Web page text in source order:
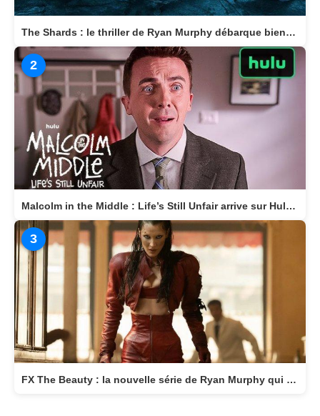
The Shards : le thriller de Ryan Murphy débarque bientôt sur Disney+
2
Malcolm in the Middle : Life’s Still Unfair arrive sur Hulu le 10 avril 2026
3
FX The Beauty : la nouvelle série de Ryan Murphy qui transforme la beauté en arme fatale